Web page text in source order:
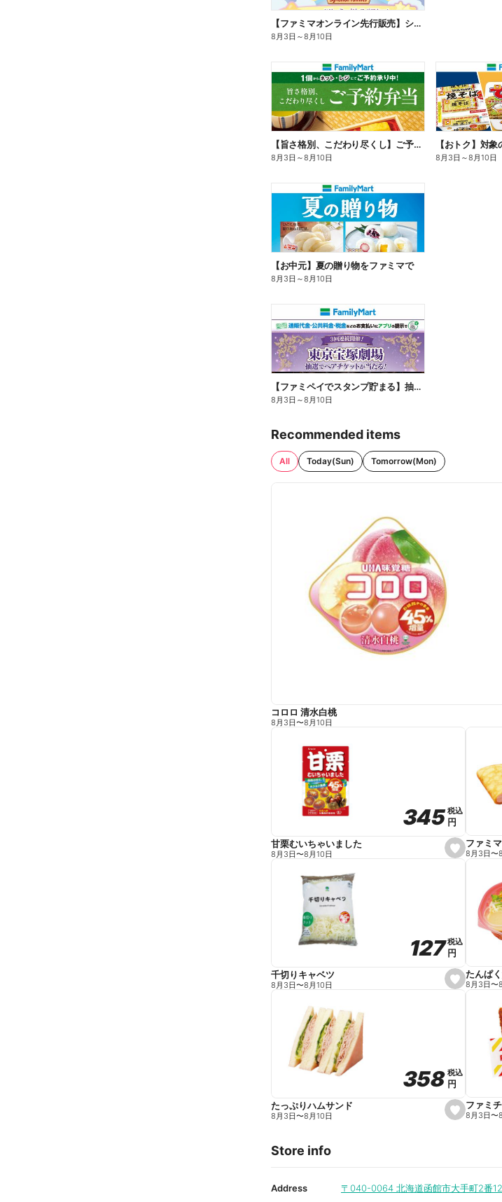
【ファミマオンライン先行販売】シルバニアファミリー
8月3日 ～8月10日
【旨さ格別、こだわり尽くし】ご予約弁当
8月3日 ～8月10日 8月3日 ～8月10日
【お中元】夏の贈り物をファミマで
8月3日 ～8月10日
【ファミペイでスタンプ貯まる】抽選でペアチケットが当たる!
8月3日 ～8月10日
Recommended items
All Today(Sun) Tomorrow(Mon)
コロロ 清水白桃
8月3日〜8月10日
s
e
e
345
345税込
税込
円
円
甘栗むいちゃいました
8月3日〜8月10日
ファミ
8月3日〜
s
e
e
127
127税込
税込
円
円
千切りキャベツ
8月3日〜8月10日 8月3日〜
s
e
i
t
358
358税込
税込
円
円
たっぷりハムサンド
8月3日〜8月10日
ファミ
8月3日〜
Store info
Address 〒040-0064 北海道函館市大手町2番